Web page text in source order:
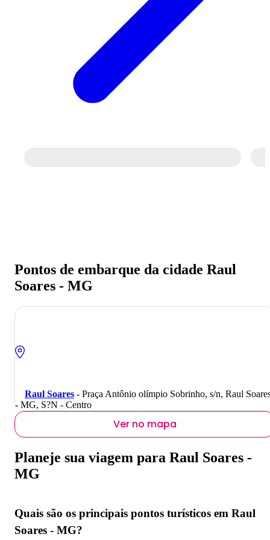
Pontos de embarque da cidade Raul
Soares - MG
Raul Soares - Praça Antônio olímpio Sobrinho, s/n, Raul
- MG, S?N - Centro
Ver no mapa
Planeje sua viagem para Raul Soares -
MG
Quais são os principais pontos turísticos em Raul
Soares - MG?